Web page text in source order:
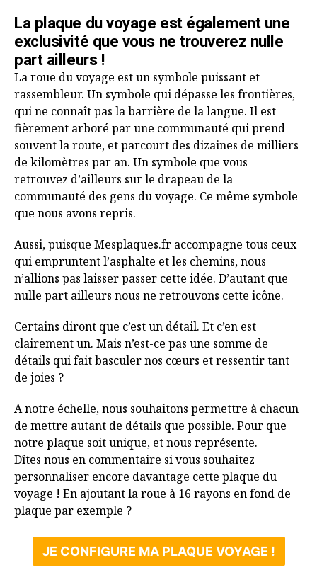
La plaque du voyage est également une
exclusivité que vous ne trouverez nulle
part ailleurs !
La roue du voyage est un symbole puissant et
rassembleur. Un symbole qui dépasse les frontières,
qui ne connaît pas la barrière de la langue. Il est
fièrement arboré par une communauté qui prend
souvent la route, et parcourt des dizaines de milliers
de kilomètres par an. Un symbole que vous
retrouvez d’ailleurs sur le drapeau de la
communauté des gens du voyage. Ce même symbole
que nous avons repris.
Aussi, puisque Mesplaques.fr accompagne tous ceux
qui empruntent l’asphalte et les chemins, nous
n’allions pas laisser passer cette idée. D’autant que
nulle part ailleurs nous ne retrouvons cette icône.
Certains diront que c’est un détail. Et c’en est
clairement un. Mais n’est-ce pas une somme de
détails qui fait basculer nos cœurs et ressentir tant
de joies ?
A notre échelle, nous souhaitons permettre à chacun
de mettre autant de détails que possible. Pour que
notre plaque soit unique, et nous représente.
Dîtes nous en commentaire si vous souhaitez
personnaliser encore davantage cette plaque du
voyage ! En ajoutant la roue à 16 rayons enfond de
plaque par exemple ?
JE CONFIGURE MA PLAQUE VOYAGE !